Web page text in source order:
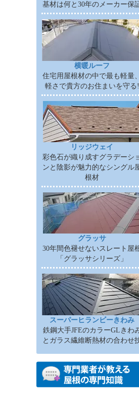
基材は何と30年のメーカー保
横暖ルーフ
住宅用屋根材の中で最も軽量、
軽さで貴方のお住まいを守る!
リッジウェイ
彩色石が織り成すグラデーシ
ンと陰影が魅力的なシングル
根材
グラッサ
30年間色褪せないスレート屋
「グラッサシリーズ」
スーパーヒランビーきわみ
鉄鋼大手JFEのカラーGLきわ
とガラス繊維断熱材の合わせ